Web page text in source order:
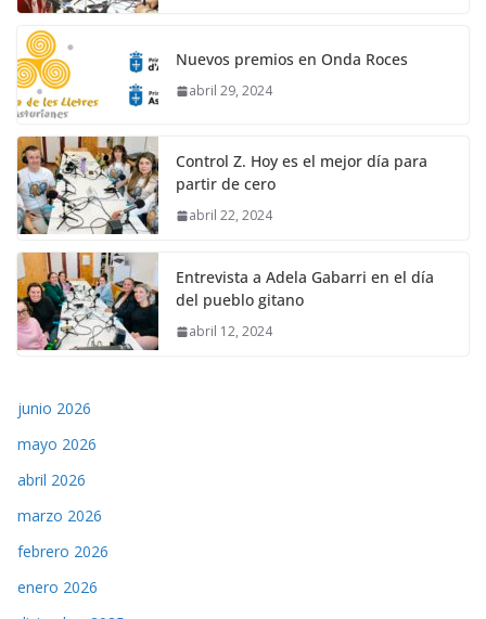
Nuevos premios en Onda Roces
abril 29, 2024
Control Z. Hoy es el mejor día para
partir de cero
abril 22, 2024
Entrevista a Adela Gabarri en el día
del pueblo gitano
abril 12, 2024
junio 2026
mayo 2026
abril 2026
marzo 2026
febrero 2026
enero 2026